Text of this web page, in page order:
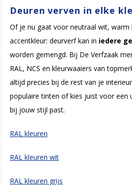
Deuren verven in elke
Of je nu gaat voor neutraal wit, warm
accentkleur: deurverf kan in iedere
worden gemengd. Bij De Verfzaak
RAL, NCS en kleurwaaiers van
altijd precies bij de rest van je
populaire tinten of kies juist voor een
bij jouw stijl past.
RAL kleuren
RAL kleuren wit
RAL kleuren grijs